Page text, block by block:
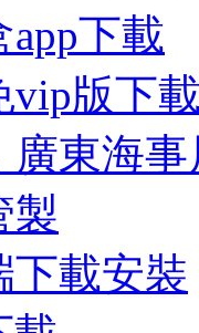
下載
vip版下
廣東海
製
下載安裝